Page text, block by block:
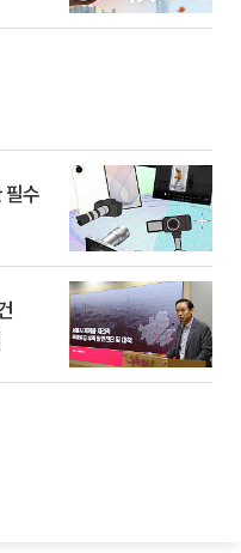
수